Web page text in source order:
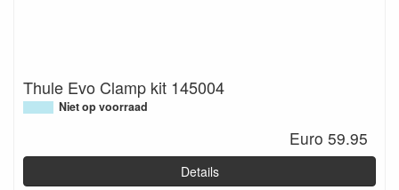
Thule Evo Clamp kit 145004
Niet op voorraad
Euro 59.95
Details